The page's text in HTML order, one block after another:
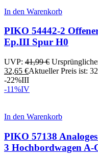
In den Warenkorb
PIKO 54442-2
Ep.III Spur H0
UVP: 41,99€
32,65 €Aktueller Preis ist:
-22%III
-11%IV
In den Warenkorb
PIKO 57138
3 Hochbordwagen